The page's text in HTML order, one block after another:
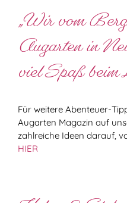
„Wir vom
Augarten in
viel Spaß beim
Für weitere Abenteuer-
Augarten Magazin auf
zahlreiche Ideen darauf,
HIER